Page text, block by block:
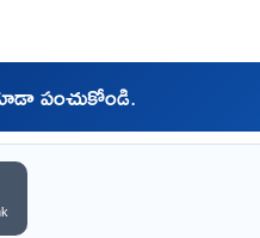
పంచుకోండి.